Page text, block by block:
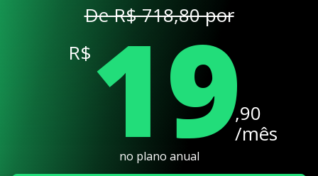
De R$ 718,80 por
R$ 19,90
/mês
no plano anual